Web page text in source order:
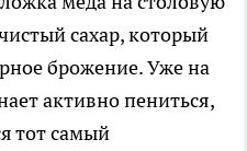
сахар, который
брожение. Уже на
активно пениться,
тот самый